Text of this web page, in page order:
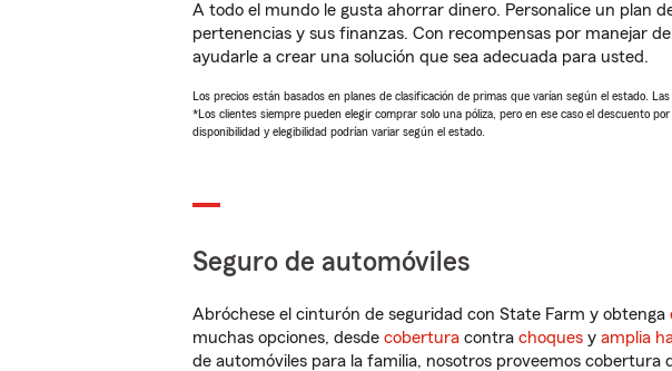
A todo el mundo le gusta ahorrar dinero. Personalice un plan
pertenencias y sus finanzas. Con recompensas por manejar
ayudarle a crear una solución que sea adecuada para usted.
Los precios están basados en planes de clasificación de primas que varían según el estado.
*Los clientes siempre pueden elegir comprar solo una póliza, pero en ese caso el descuento
disponibilidad y elegibilidad podrían variar según el estado.
Seguro de automóviles
Abróchese el cinturón de seguridad con State Farm y obtenga
muchas opciones, desde cobertura contra choques y amplia
de automóviles para la familia, nosotros proveemos cobertura